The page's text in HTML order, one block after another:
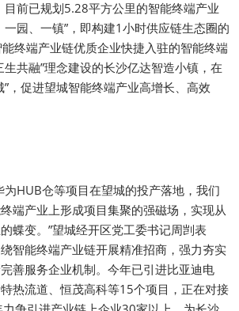
目前已规划5.28平方公里的智能终端产业
一园、一镇”，即构建1小时供应链生态圈的
终端产业链优质企业快捷入驻的智能终端
生共融”理念建设的长沙亿达智造小镇，在
”，促进望城智能终端产业高增长、高效
为HUB仓等项目在望城的投产落地，我们
端产业上形成项目集聚的强磁场，实现从
蝶变。”望城经开区党工委书记周剀表
智能终端产业链开展精准招商，强力夯实
善服务企业机制。今年已引进比亚迪电
热流道、恒茂高科等15个项目，正在对接